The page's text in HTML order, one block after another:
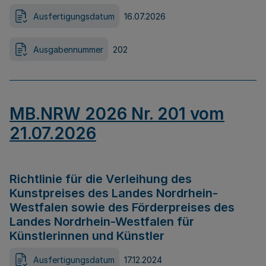
Ausfertigungsdatum 16.07.2026
Ausgabennummer 202
MB.NRW 2026 Nr. 201 vom
21.07.2026
Richtlinie für die Verleihung des
Kunstpreises des Landes Nordrhein-
Westfalen sowie des Förderpreises des
Landes Nordrhein-Westfalen für
Künstlerinnen und Künstler
Ausfertigungsdatum 17.12.2024